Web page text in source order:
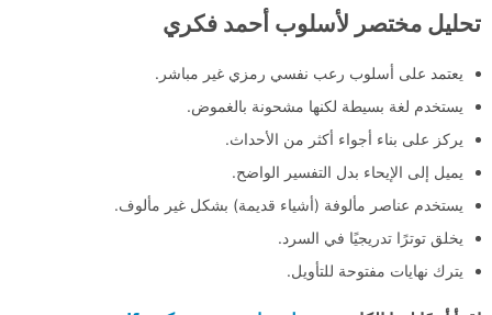
تحليل مختصر لأسلوب أحمد فكري
يعتمد على أسلوب رعب نفسي رمزي غير مباشر.
يستخدم لغة بسيطة لكنها مشحونة بالغموض.
يركز على بناء أجواء أكثر من الأحداث.
يميل إلى الإيحاء بدل التفسير الواضح.
يستخدم عناصر مألوفة (أشياء قديمة) بشكل غير مألوف.
يخلق توترًا تدريجيًا في السرد.
يترك نهايات مفتوحة للتأويل.